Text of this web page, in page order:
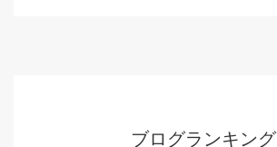
ブログランキング